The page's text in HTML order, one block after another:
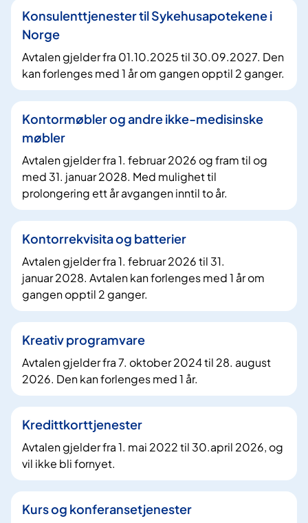
Konsulenttjenester til Sykehusapotekene i
Norge
Avtalen gjelder fra 01.10.2025 til 30.09.2027. Den
kan forlenges med 1 år om gangen opptil 2 ganger.
Kontormøbler og andre ikke-medisinske
møbler
Avtalen gjelder fra 1. februar 2026 og fram til og
med 31. januar 2028. Med mulighet til
prolongering ett år avgangen inntil to år.
Kontorrekvisita og batterier
Avtalen gjelder fra 1. februar 2026 til 31.
januar 2028. Avtalen kan forlenges med 1 år om
gangen opptil 2 ganger.
Kreativ programvare
Avtalen gjelder fra 7. oktober 2024 til 28. august
2026. Den kan forlenges med 1 år.
Kredittkorttjenester
Avtalen gjelder fra 1. mai 2022 til 30.april 2026, og
vil ikke bli fornyet.
Kurs og konferansetjenester